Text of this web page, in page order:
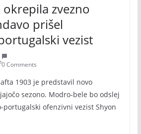
zvezno
prišel
vezist
0 Comments
1903 je predstavil novo
sezono. Modro-bele bo odslej
portugalski ofenzivni vezist Shyon